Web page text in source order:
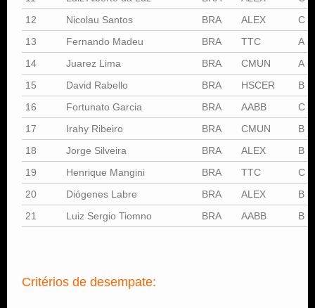
12
Nicolau Santos BRA ALEX
C
13
Fernando Madeu BRA TTC
A
14
Juarez Lima BRA CMUN
A
15
David Rabello BRA HSCER
B
16
Fortunato Garcia BRA AABB
C
17
Irahy Ribeiro BRA CMUN
B
18
Jorge Silveira BRA ALEX
B
19
Henrique Mangini BRA TTC
C
20
Diógenes Labre BRA ALEX
B
21
Luiz Sergio Tiomno BRA AABB B
Critérios de desempate: